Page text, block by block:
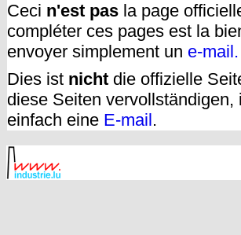
Ceci n'est pas la page
compléter ces pages est la
envoyer simplement un e-mail.
Dies ist nicht die offizielle
diese Seiten
einfach eine E-mail.